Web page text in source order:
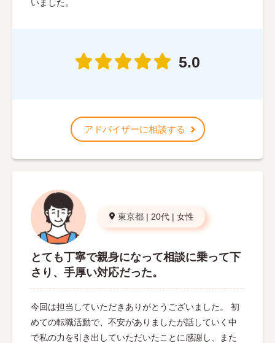
いました。
5.0
アドバイザーに相談する
東京都 | 20代 | 女性
とても丁寧で親身になって相談に乗って下
さり、手厚い対応だった。
今回は担当していただきありがとうございました。 初
めての転職活動で、不安がありましたが話していく中
で私の力を引き出していただいたことに感謝し、また